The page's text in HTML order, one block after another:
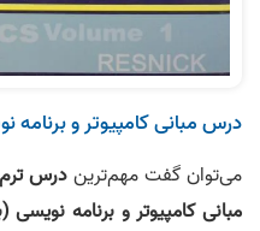
درس مبانی کامپیوتر و برنامه‌
می‌توان گفت مهم‌تریندرس
مبانی کامپیوتر و برنامه‌ نویسی